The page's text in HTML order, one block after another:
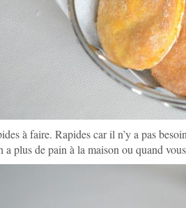
à faire. Rapides car il n’y a pas
a plus de pain à la maison ou quand